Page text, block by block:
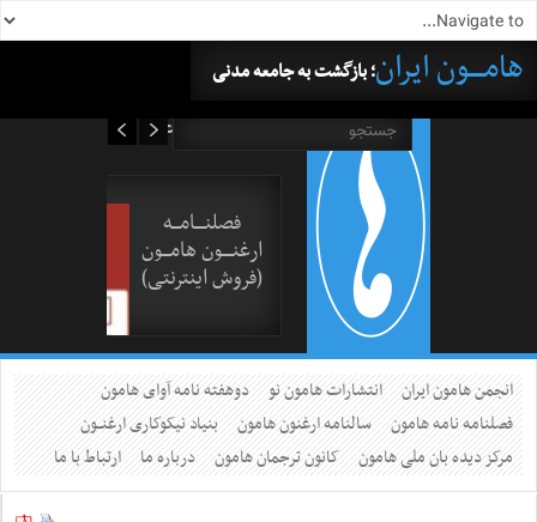
هامــــون ایران؛ بازگشت به جامعه مدنی
فصلنــــامـــه
ارغنــــون هامـــون
(فروش اینترنتی)
انجمن هامون ایران انتشارات هامون نو
دوهفته نامه آوای هامون
فصلنامه نامه هامون
سالنامه ارغنون هامون
بنیاد نیکوکاری ارغنــون
مرکز دیده بان ملی هامون
کانون ترجمان هامون درباره ما ارتباط با ما